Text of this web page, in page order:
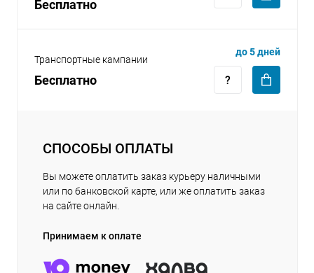
Бесплатно
Транспортные кампании
Бесплатно
до 5 дней
СПОСОБЫ ОПЛАТЫ
Вы можете оплатить заказ курьеру наличными
или по банковской карте, или же оплатить заказ
на сайте онлайн.
Принимаем к оплате
раз в 2 недели